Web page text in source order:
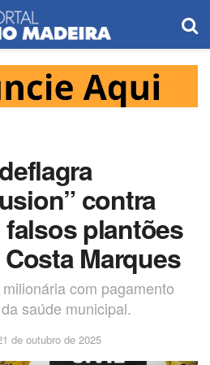
contra
plantões
Marques
com pagamento
saúde municipal.
de outubro de 2025